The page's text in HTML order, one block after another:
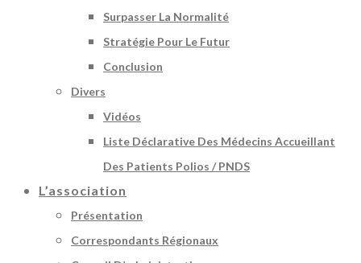
Surpasser La Normalité
Stratégie Pour Le Futur
Conclusion
Divers
Vidéos
Liste Déclarative Des Médecins Accueillant
Des Patients Polios / PNDS
L’association
Présentation
Correspondants Régionaux